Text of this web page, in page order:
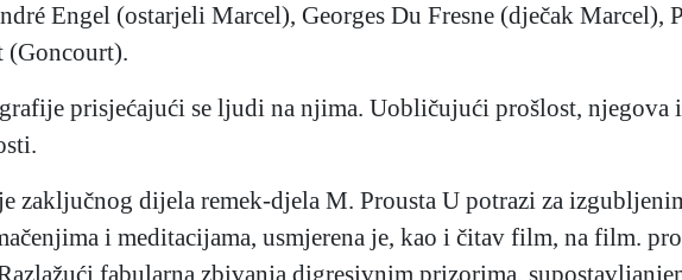
Engel (ostarjeli Marcel), Georges Du Fresne (dječak Marcel),
(Goncourt).
prisjećajući se ljudi na njima. Uobličujući prošlost, njegova
zaključnog dijela remek-djela M. Prousta U potrazi za
i meditacijama, usmjerena je, kao i čitav film, na film.
fabularna zbivanja digresivnim prizorima,